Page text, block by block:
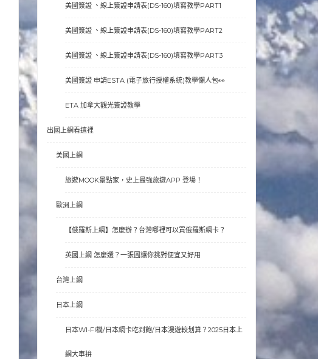
美國簽證 、線上簽證申請表(DS-160)填寫教學PART1
美國簽證 、線上簽證申請表(DS-160)填寫教學PART2
美國簽證 、線上簽證申請表(DS-160)填寫教學PART3
美國簽證 申請ESTA (電子旅行授權系統)教學懶人包👀
ETA 加拿大觀光簽證教學
出國上網看這裡
美國上網
旅遊MOOK景點家，史上最強旅遊APP 登場！
歐洲上網
【俄羅斯上網】怎麼辦？台灣哪裡可以買俄羅斯網卡？
英國上網 怎麼選？一張圖讓你挑對便宜又好用
台灣上網
日本上網
日本WI-FI機/日本網卡吃到飽/日本漫遊較划算？2025日本上
網大車拚